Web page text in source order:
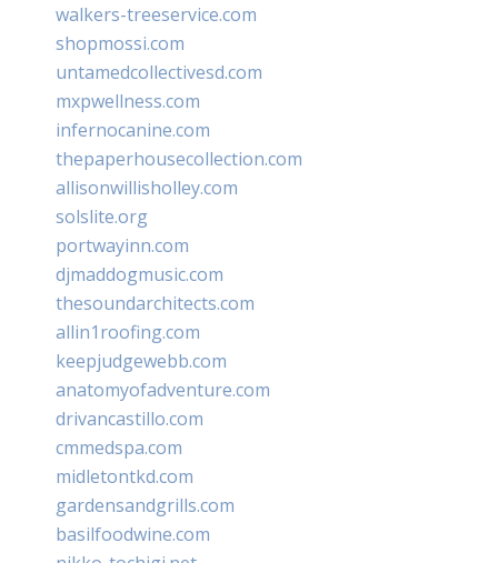
walkers-treeservice.com
shopmossi.com
untamedcollectivesd.com
mxpwellness.com
infernocanine.com
thepaperhousecollection.com
allisonwillisholley.com
solslite.org
portwayinn.com
djmaddogmusic.com
thesoundarchitects.com
allin1roofing.com
keepjudgewebb.com
anatomyofadventure.com
drivancastillo.com
cmmedspa.com
midletontkd.com
gardensandgrills.com
basilfoodwine.com